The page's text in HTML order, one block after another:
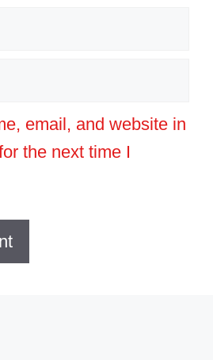
email, and website in
the next time I